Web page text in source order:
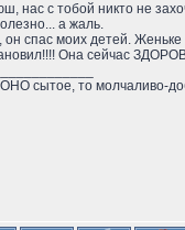
нас с тобой никто не
а жаль.
он спас моих детей.
Она сейчас
ОНО сытое, то молчаливо-